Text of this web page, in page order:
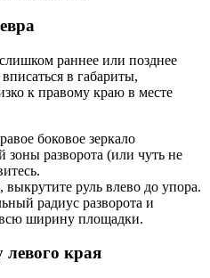
раннее или позднее
в габариты,
к правому краю в месте
боковое зеркало
зоны разворота (или чуть не
выкрутите руль влево до упора.
радиус разворота и
всю ширину площадки.
края